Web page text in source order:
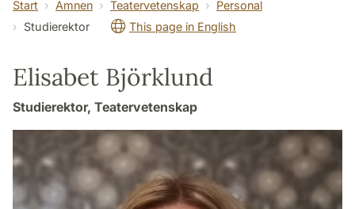
översättning till svenska
Start Ämnen Teatervetenskap
Personal
Studierektor
This page in English
Elisabet Björklund
Studierektor, Teatervetenskap